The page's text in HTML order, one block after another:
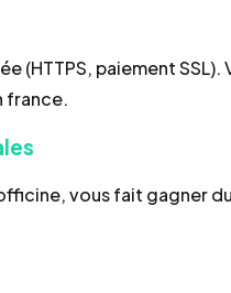
(HTTPS, paiement
france.
vous fait gagner